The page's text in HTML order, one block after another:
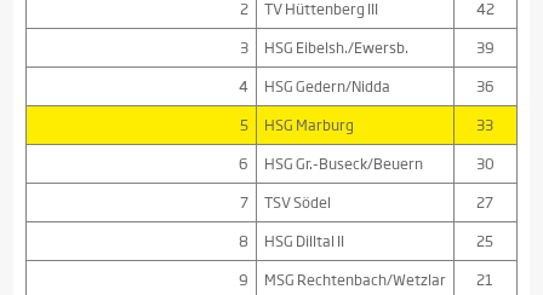
2 TV Hüttenberg III
42
3
HSG Eibelsh./Ewersb.
39
4
HSG Gedern/Nidda
36
5
HSG Marburg
33
6
HSG Gr.-Buseck/Beuern
30
7
TSV Södel
27
8
HSG Dilltal II
25
9
MSG Rechtenbach/Wetzlar
21